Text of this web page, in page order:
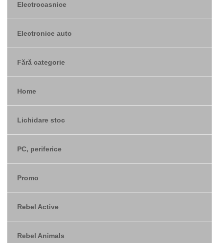
Nu sunt produse in coș
Electrocasnice
Electronice auto
Fără categorie
Home
Lichidare stoc
PC, periferice
Promo
Rebel Active
Rebel Animals